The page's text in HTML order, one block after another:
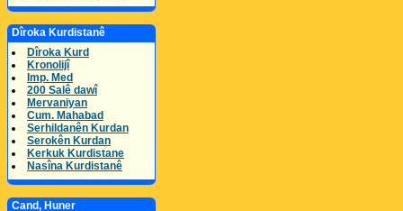
Dîroka Kurdistanê
Dîroka Kurd
Kronolijî
Imp. Med
200 Salê dawî
Mervaniyan
Cum. Mahabad
Serhildanên Kurdan
Serokên Kurdan
Kerkuk Kurdistane
Nasîna Kurdistanê
Cand, Huner